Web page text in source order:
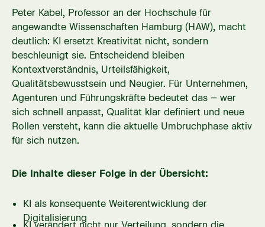
Peter Kabel, Professor an der Hochschule für
angewandte Wissenschaften Hamburg (HAW), macht
deutlich: KI ersetzt Kreativität nicht, sondern
beschleunigt sie. Entscheidend bleiben
Kontextverständnis, Urteilsfähigkeit,
Qualitätsbewusstsein und Neugier. Für Unternehmen,
Agenturen und Führungskräfte bedeutet das – wer
sich schnell anpasst, Qualität klar definiert und neue
Rollen versteht, kann die aktuelle Umbruchphase aktiv
für sich nutzen.
Die Inhalte dieser Folge in der Übersicht:
KI als konsequente Weiterentwicklung der
Digitalisierung